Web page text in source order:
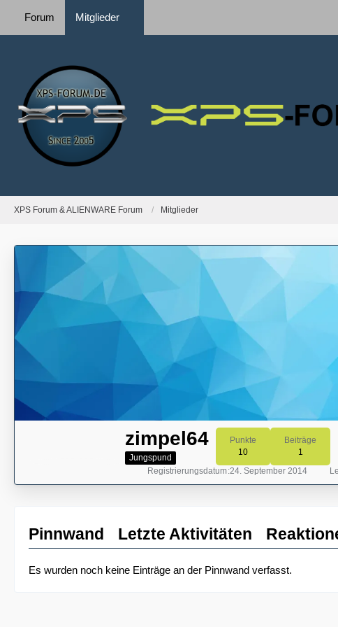
Forum Mitglieder
XPS Forum & ALIENWARE Forum Mitglieder
zimpel64
Jungspund
Punkte
10
Beiträge
1
Registrierungsdatum 24. September 2014
Pinnwand Letzte Aktivitäten
Es wurden noch keine Einträge an der Pinnwand verfasst.